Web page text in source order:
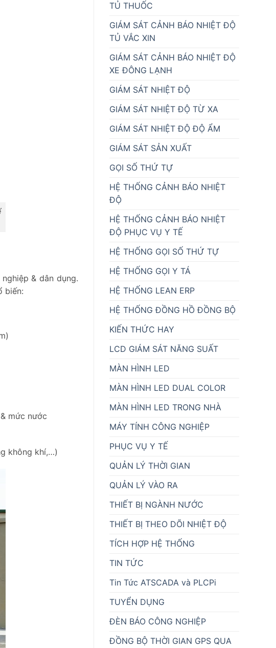
& dân dụng.
biến:
mức nước
không khí,…)
TỦ THUỐC
GIÁM SÁT CẢNH BÁO NHIỆT ĐỘ
TỦ VẮC XIN
GIÁM SÁT CẢNH BÁO NHIỆT ĐỘ
XE ĐÔNG LẠNH
GIÁM SÁT NHIỆT ĐỘ
GIÁM SÁT NHIỆT ĐỘ TỪ XA
GIÁM SÁT NHIỆT ĐỘ ĐỘ ẨM
GIÁM SÁT SẢN XUẤT
GỌI SỐ THỨ TỰ
HỆ THỐNG CẢNH BÁO NHIỆT
ĐỘ
HỆ THỐNG CẢNH BÁO NHIỆT
ĐỘ PHỤC VỤ Y TẾ
HỆ THỐNG GỌI SỐ THỨ TỰ
HỆ THỐNG GỌI Y TÁ
HỆ THỐNG LEAN ERP
HỆ THỐNG ĐỒNG HỒ ĐỒNG BỘ
KIẾN THỨC HAY
LCD GIÁM SÁT NĂNG SUẤT
MÀN HÌNH LED
MÀN HÌNH LED DUAL COLOR
MÀN HÌNH LED TRONG NHÀ
MÁY TÍNH CÔNG NGHIỆP
PHỤC VỤ Y TẾ
QUẢN LÝ THỜI GIAN
QUẢN LÝ VÀO RA
THIẾT BỊ NGÀNH NƯỚC
THIẾT BỊ THEO DÕI NHIỆT ĐỘ
TÍCH HỢP HỆ THỐNG
TIN TỨC
Tin Tức ATSCADA và PLCPi
TUYỂN DỤNG
ĐÈN BÁO CÔNG NGHIỆP
ĐỒNG BỘ THỜI GIAN GPS QUA